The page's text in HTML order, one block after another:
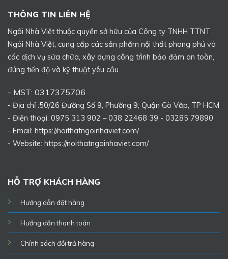
THÔNG TIN LIÊN HỆ
Ngôi Nhà Việt thuộc quyền sở hữu của Công ty TNHH TTNT
Ngôi Nhà Việt, cung cấp các sản phẩm nội thất phong phú và
các dịch vụ sửa chữa, xây dựng công trình bảo đảm an toàn,
đúng tiến độ và kỹ thuật yêu cầu.
- MST: 0317375706
- Địa chỉ :50/26 Đường Số 9, Phường 9, Quận Gò Vấp, TP HCM
- Điện thoại: 0975 313 902 – 038 22468 39 - 03285 79890
- Email: https://noithatngoinhaviet.com/
- Website: https://noithatngoinhaviet.com/
HỖ TRỢ KHÁCH HÀNG
Hướng dẫn đặt hàng
Hướng dẫn thanh toán
Chính sách đổi trả hàng